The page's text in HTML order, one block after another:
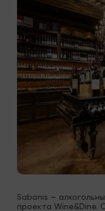
Sabonis —
проекта Wine&Dine.